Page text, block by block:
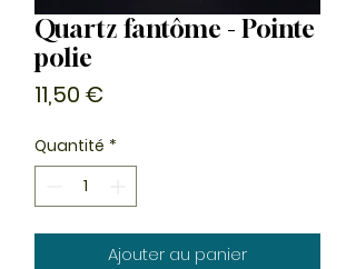
Quartz fantôme - Pointe
polie
11,50 €
Quantité *
Ajouter au panier